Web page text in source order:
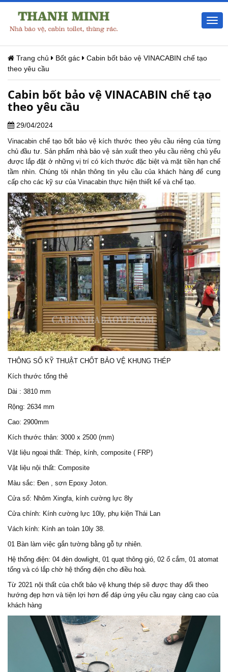
Trang chủ Bốt gác
Cabin bốt bảo vệ VINACABIN chế tạo
theo yêu cầu
Cabin bốt bảo vệ VINACABIN chế tạo
theo yêu cầu
29/04/2024
Vinacabin chế tạo bốt bảo vệ kích thước theo yêu cầu riêng của từng
chủ đầu tư. Sản phẩm nhà bảo vệ sản xuất theo yêu cầu riêng chủ yếu
được lắp đặt ở những vị trí có kích thước đặc biệt và mặt tiền hạn chế
tầm nhìn. Chúng tôi nhận thông tin yêu cầu của khách hàng để cung
cấp cho các kỹ sư của Vinacabin thực hiện thiết kế và chế tạo.
THÔNG SỐ KỸ THUẬT CHỐT BẢO VỆ KHUNG THÉP
Kích thước tổng thê
Dài : 3810 mm
Rộng: 2634 mm
Cao: 2900mm
Kích thước thân: 3000 x 2500 (mm)
Vật liệu ngoại thất: Thép, kính, composite ( FRP)
Vật liệu nội thất: Composite
Màu sắc: Đen , sơn Epoxy Joton.
Cửa sổ: Nhôm Xingfa, kính cường lực 8ly
Cửa chính: Kính cường lực 10ly, phụ kiện Thái Lan
Vách kính: Kính an toàn 10ly 38.
01 Bàn làm việc gắn tường bằng gỗ tự nhiên.
Hệ thống điện: 04 đèn dowlight, 01 quạt thông gió, 02 ổ cắm, 01 atomat
tổng và có lắp chờ hệ thống điện cho điều hoà.
Từ 2021 nội thất của chốt bảo vệ khung thép sẽ được thay đổi theo
hướng đẹp hơn và tiện lợi hơn để đáp ứng yêu cầu ngay càng cao của
khách hàng